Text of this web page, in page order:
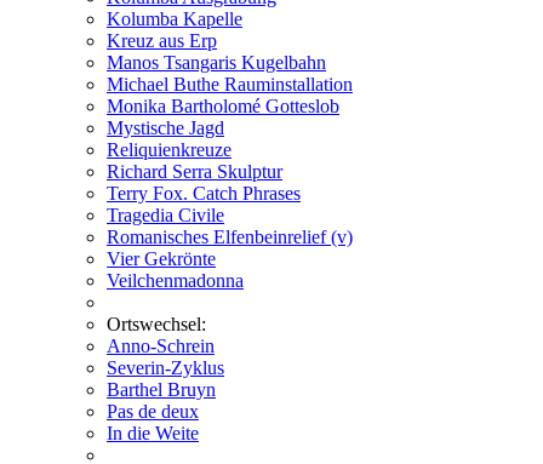
Kolumba Kapelle
Kreuz aus Erp
Manos Tsangaris Kugelbahn
Michael Buthe Rauminstallation
Monika Bartholomé Gotteslob
Mystische Jagd
Reliquienkreuze
Richard Serra Skulptur
Terry Fox. Catch Phrases
Tragedia Civile
Romanisches Elfenbeinrelief (v)
Vier Gekrönte
Veilchenmadonna
Ortswechsel:
Anno-Schrein
Severin-Zyklus
Barthel Bruyn
Pas de deux
In die Weite